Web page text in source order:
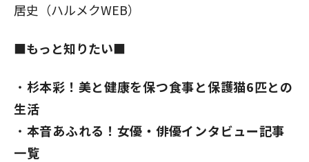
居史（ハルメクWEB）
■もっと知りたい■
杉本彩！美と健康を保つ食事と保護猫6匹との
生活
本音あふれる！女優・俳優インタビュー記事
一覧